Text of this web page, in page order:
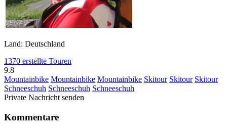
Land: Deutschland
1370 erstellte Touren
9.8
Mountainbike Mountainbike Mountainbike Skitour Skitour Skitour
Schneeschuh Schneeschuh Schneeschuh
Private Nachricht senden
Kommentare